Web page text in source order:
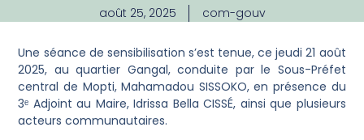
août 25, 2025 com-gouv
Une séance de sensibilisation s’est tenue, ce jeudi 21 août
2025, au quartier Gangal, conduite par le Sous-Préfet
central de Mopti, Mahamadou SISSOKO, en présence du
3ᵉ Adjoint au Maire, Idrissa Bella CISSÉ, ainsi que plusieurs
acteurs communautaires.